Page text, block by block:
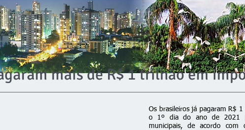
mais de R$ 1 trilhão em
Os brasileiros já pagaram R$
o 1º dia do ano de 2021
municipais, de acordo